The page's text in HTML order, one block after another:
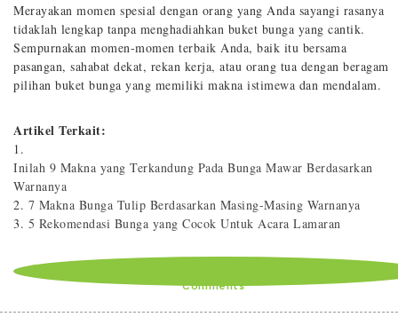
Merayakan momen spesial dengan orang yang Anda sayangi rasanya
tidaklah lengkap tanpa menghadiahkan buket bunga yang cantik.
Sempurnakan momen-momen terbaik Anda, baik itu bersama
pasangan, sahabat dekat, rekan kerja, atau orang tua dengan beragam
pilihan buket bunga yang memiliki makna istimewa dan mendalam.
Artikel Terkait:
1.
Inilah 9 Makna yang Terkandung Pada Bunga Mawar Berdasarkan
Warnanya
2. 7 Makna Bunga Tulip Berdasarkan Masing-Masing Warnanya
3. 5 Rekomendasi Bunga yang Cocok Untuk Acara Lamaran
Comments